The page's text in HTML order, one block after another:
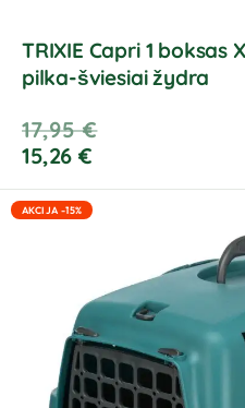
TRIXIE Capri 1 boksas
pilka-šviesiai žydra
17,95€
15,26 €
AKCIJA -15%